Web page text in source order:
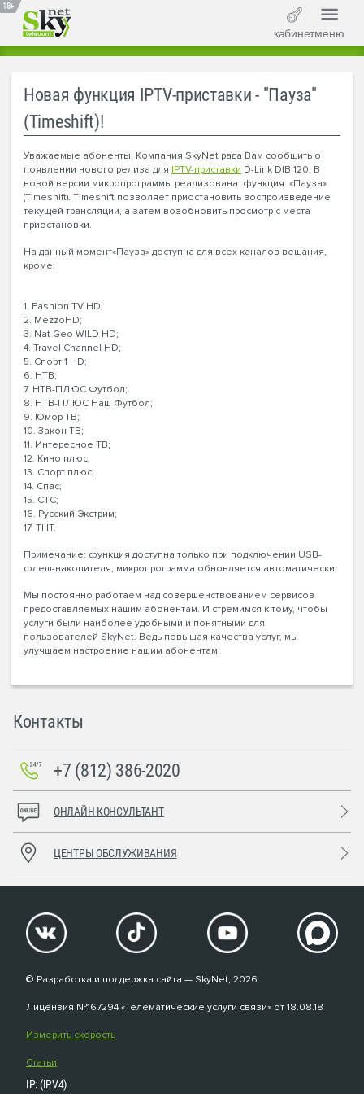
18+
кабинетменю
Новая функция IPTV-приставки - "Пауза"
(Timeshift)!
Уважаемые абоненты! Компания SkyNet рада Вам сообщить о
появлении нового релиза для IPTV-приставки D-Link DIB 120. В
новой версии микропрограммы реализована функция «Пауза»
(Timeshift). Timeshift позволяет приостановить воспроизведение
текущей трансляции, а затем возобновить просмотр с места
приостановки.
На данный момент«Пауза» доступна для всех каналов вещания,
кроме:
1. Fashion TV HD;
2. MezzoHD;
3. Nat Geo WILD HD;
4. Travel Channel HD;
5. Спорт 1 HD;
6. НТВ;
7. НТВ-ПЛЮС Футбол;
8. НТВ-ПЛЮС Наш Футбол;
9. Юмор ТВ;
10. Закон ТВ;
11. Интересное ТВ;
12. Кино плюс;
13. Спорт плюс;
14. Спас;
15. СТС;
16. Русский Экстрим;
17. ТНТ.
Примечание: функция доступна только при подключении USB-
флеш-накопителя, микропрограмма обновляется автоматически.
Мы постоянно работаем над совершенствованием сервисов
предоставляемых нашим абонентам. И стремимся к тому, чтобы
услуги были наиболее удобными и понятными для
пользователей SkyNet. Ведь повышая качества услуг, мы
улучшаем настроение нашим абонентам!
Контакты
+7 (812) 386-2020
ОНЛАЙН-КОНСУЛЬТАНТ
ЦЕНТРЫ ОБСЛУЖИВАНИЯ
© Разработка и поддержка сайта — SkyNet, 2026
Лицензия №167294 «Телематические услуги связи» от 18.08.18
Измерить скорость
Статьи
IP: (IPV4)